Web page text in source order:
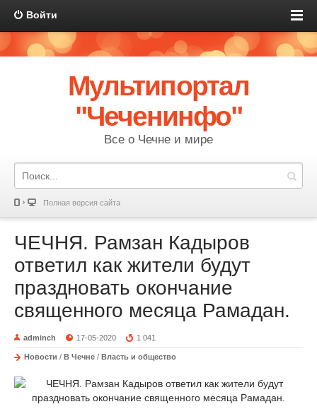
Войти
Мультипортал
"Чеченинфо"
Все о Чечне и мире
Полная версия сайта
ЧЕЧНЯ. Рамзан Кадыров
ответил как жители будут
праздновать окончание
священного месяца Рамадан.
adminch 17-05-2020 1 041
Новости / В Чечне / Власть и общество